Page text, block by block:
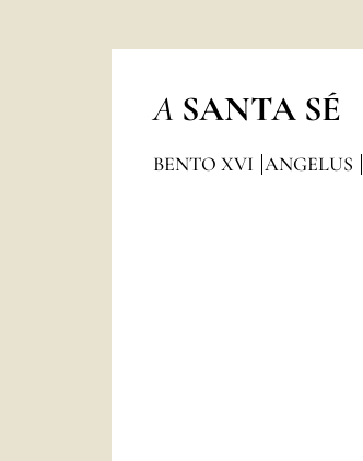
A SANTA SÉ
BENTO XVI ANGELUS